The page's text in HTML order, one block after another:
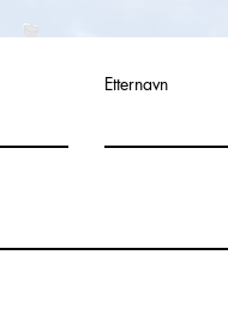
Etternavn